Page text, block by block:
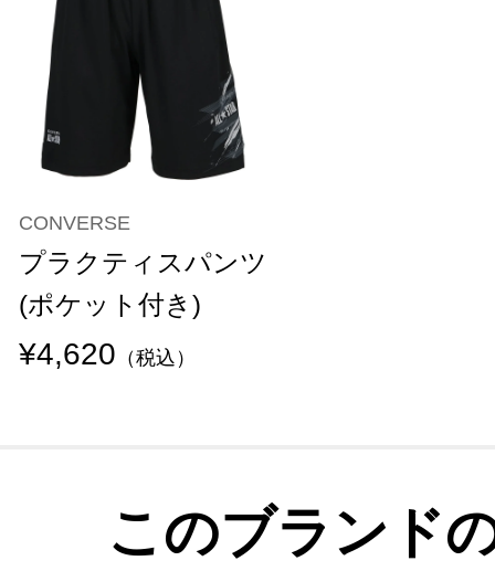
CONVERSE
プラクティスパンツ
(ポケット付き)
¥4,620 （税込）
このブランド